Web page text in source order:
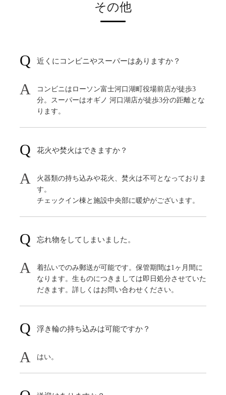
その他
近くにコンビニやスーパーはありますか？
コンビニはローソン富士河口湖町役場前店が徒歩3
分。スーパーはオギノ 河口湖店が徒歩3分の距離とな
ります。
花火や焚火はできますか？
火器類の持ち込みや花火、焚火は不可となっておりま
す。
チェックイン棟と施設中央部に暖炉がございます。
忘れ物をしてしまいました。
着払いでのみ郵送が可能です。保管期間は1ヶ月間に
なります。生ものにつきましては即日処分させていた
だきます。詳しくはお問い合わせください。
浮き輪の持ち込みは可能ですか？
はい。